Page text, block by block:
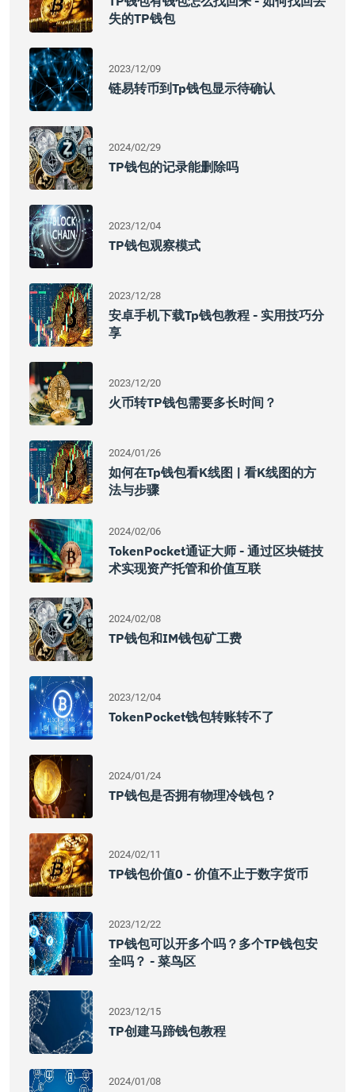
失的TP钱包
2023/12/09
链易转币到tp钱包显示待确认
2024/02/29
TP钱包的记录能删除吗
2023/12/04
TP钱包观察模式
2023/12/28
安卓手机下载tp钱包教程 - 实用技巧分
享
2023/12/20
火币转TP钱包需要多长时间？
2024/01/26
如何在tp钱包看k线图 | 看k线图的方
法与步骤
2024/02/06
TokenPocket通证大师 - 通过区块链技
术实现资产托管和价值互联
2024/02/08
TP钱包和IM钱包矿工费
2023/12/04
TokenPocket钱包转账转不了
2024/01/24
TP钱包是否拥有物理冷钱包？
2024/02/11
TP钱包价值0 - 价值不止于数字货币
2023/12/22
TP钱包可以开多个吗？多个TP钱包安
全吗？ - 菜鸟区
2023/12/15
TP创建马蹄钱包教程
2024/01/08